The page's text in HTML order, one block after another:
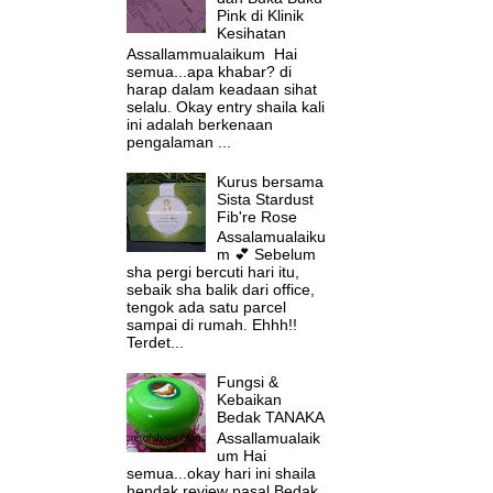
Pink di Klinik
Kesihatan
Assallammualaikum Hai
semua...apa khabar? di
harap dalam keadaan sihat
selalu. Okay entry shaila kali
ini adalah berkenaan
pengalaman ...
Kurus bersama
Sista Stardust
Fib're Rose
Assalamualaiku
m 💕 Sebelum
sha pergi bercuti hari itu,
sebaik sha balik dari office,
tengok ada satu parcel
sampai di rumah. Ehhh!!
Terdet...
Fungsi &
Kebaikan
Bedak TANAKA
Assallamualaik
um Hai
semua...okay hari ini shaila